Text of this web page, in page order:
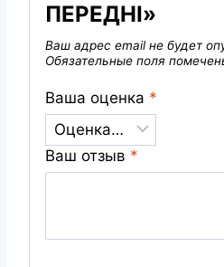
ПЕРЕДНІ»
Ваш адрес email не будет
Обязательные поля
Ваша оценка *
Ваш отзыв *